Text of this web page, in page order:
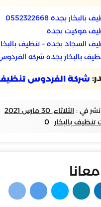
بجدة 0552322668
موكيت بجدة
السجاد بجدة – تنظيف
بالبخار بجدة شركة
شركة الفردوس تنظيف
نشر في : الثلاثاء, 30 مارس 2021
بالبخار 0